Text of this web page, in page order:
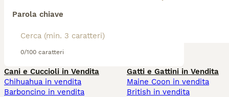
Parola chiave
0/100 caratteri
Cani e Cuccioli in Vendita
Chihuahua in vendita
Barboncino in vendita
Gatti e Gattini in Vendita
Maine Coon in vendita
British in vendita